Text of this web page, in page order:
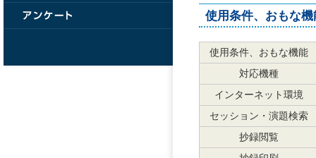
使用条件、おもな機
使用条件、おもな機能
対応機種
インターネット環境
セッション・演題検索
抄録閲覧